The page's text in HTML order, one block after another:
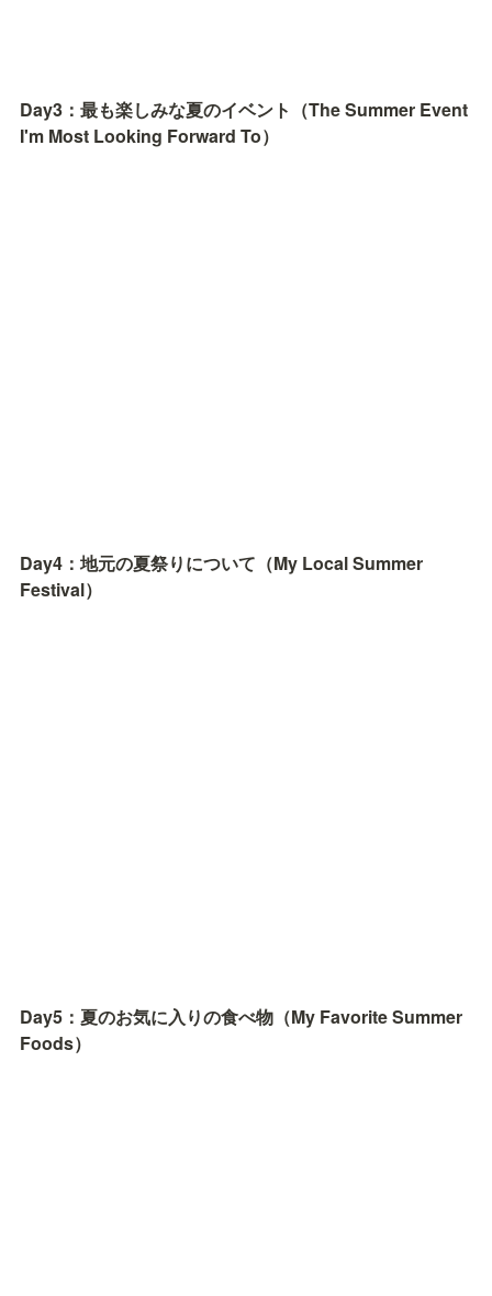
Day3：最も楽しみな夏のイベント（The Summer Event
I'm Most Looking Forward To）
Day4：地元の夏祭りについて（My Local Summer
Festival）
Day5：夏のお気に入りの食べ物（My Favorite Summer
Foods）